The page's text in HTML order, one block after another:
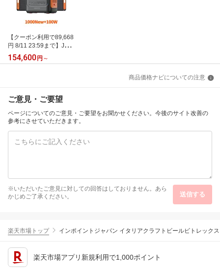
【クーポン利用で89,668
円 8/11 23:59まで】Jack
ery Solar Generator 100
0 New 1070Wh 100W ポ
0W コンパクト 急速充電
アウトドア 防災 車中泊
UPS機能 太陽光発電 ジ
ャクリ
154,600 円 ～
商品価格ナビについての注意
ご意見・ご要望
ページについてのご意見・ご要望をお聞かせください。今後のサイト改善の
参考にさせていただきます。
※いただいたご意見に対しての回答はしておりません。あら
かじめご了承ください。
送信する
楽天市場トップ インポイントジャパン イタリアクラフトビールビトレック
楽天市場アプリ新規利用で1,000ポイント